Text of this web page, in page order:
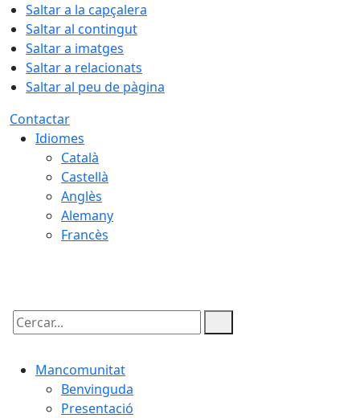
Saltar a la capçalera
Saltar al contingut
Saltar a imatges
Saltar a relacionats
Saltar al peu de pàgina
Contactar
Idiomes
Català
Castellà
Anglès
Alemany
Francès
Cercar:
Mancomunitat
Benvinguda
Presentació